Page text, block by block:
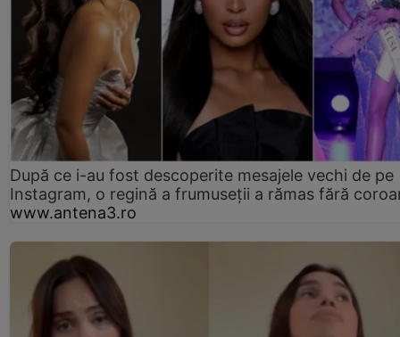
După ce i-au fost descoperite mesajele vechi de pe
Instagram, o regină a frumuseții a rămas fără
www.antena3.ro